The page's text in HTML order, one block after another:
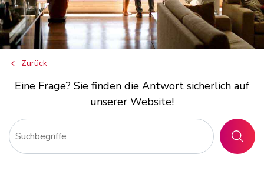
Zurück
Eine Frage? Sie finden die Antwort sicherlich auf
unserer Website!
SUCHEN